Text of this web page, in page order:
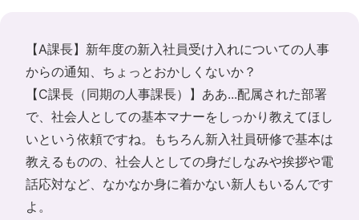
【A課長】新年度の新入社員受け入れについての人事
からの通知、ちょっとおかしくないか？
【C課長（同期の人事課長）】ああ...配属された部署
で、社会人としての基本マナーをしっかり教えてほし
いという依頼ですね。もちろん新入社員研修で基本は
教えるものの、社会人としての身だしなみや挨拶や電
話応対など、なかなか身に着かない新人もいるんです
よ。